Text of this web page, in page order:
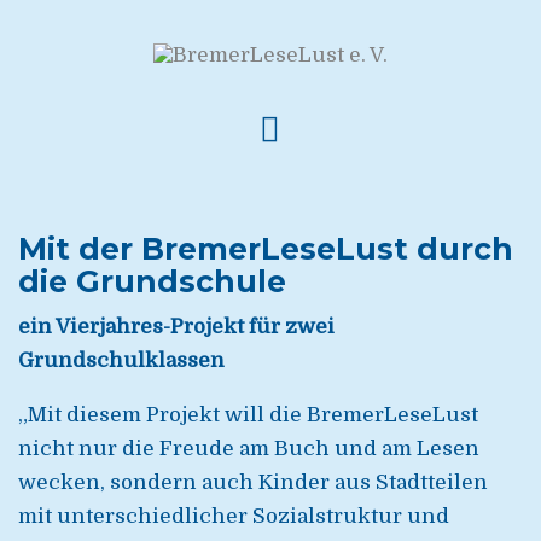
Mit der BremerLeseLust durch
die Grundschule
ein Vierjahres-Projekt für zwei
Grundschulklassen
„Mit diesem Projekt will die BremerLeseLust
nicht nur die Freude am Buch und am Lesen
wecken, sondern auch Kinder aus Stadtteilen
mit unterschiedlicher Sozialstruktur und